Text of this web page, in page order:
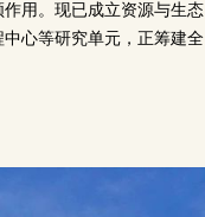
用。现已成立资源与生态
心等研究单元，正筹建全